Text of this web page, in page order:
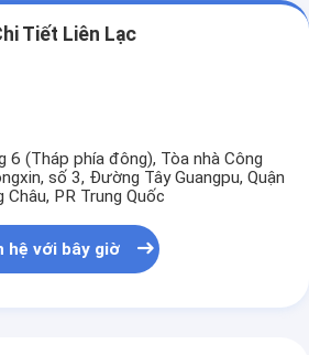
Tiết Liên Lạc
6 (Tháp phía đông), Tòa nhà Công
số 3, Đường Tây Guangpu, Quận
Châu, PR Trung Quốc
hệ với bây giờ